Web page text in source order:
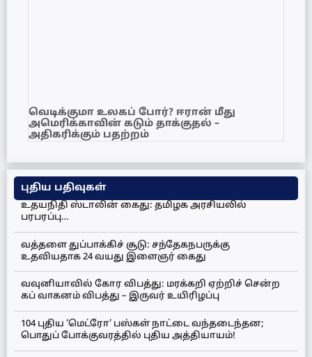
வெடிக்குமா உலகப் போர்? ஈரான் மீது
அமெரிக்காவின் கடும் தாக்குதல் –
அதிகரிக்கும் பதற்றம்
புதிய பதிவுகள்
உதயநிதி ஸ்டாலின் கைது: தமிழக அரசியலில்
பரபரப்பு…
வத்தளை துப்பாக்கிச் சூடு: சந்தேகநபருக்கு
உதவியதாக 24 வயது இளைஞர் கைது
வவுனியாவில் கோர விபத்து: மரக்கறி ஏற்றிச் சென்ற
கப் வாகனம் விபத்து – இருவர் உயிரிழப்பு
104 புதிய ‘மெட்ரோ’ பஸ்கள் நாட்டை வந்தடைந்தன;
பொதுப் போக்குவரத்தில் புதிய அத்தியாயம்!